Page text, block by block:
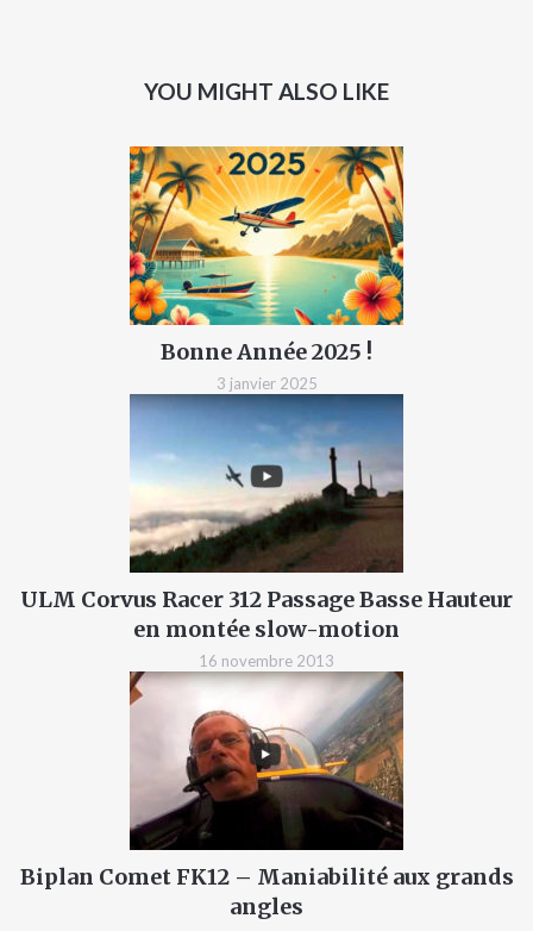
YOU MIGHT ALSO LIKE
Bonne Année 2025 !
3 janvier 2025
ULM Corvus Racer 312 Passage Basse Hauteur
en montée slow-motion
16 novembre 2013
Biplan Comet FK12 – Maniabilité aux grands
angles